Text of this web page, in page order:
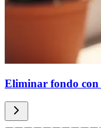
Eliminar fondo